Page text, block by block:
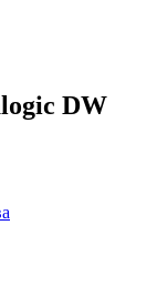
DW